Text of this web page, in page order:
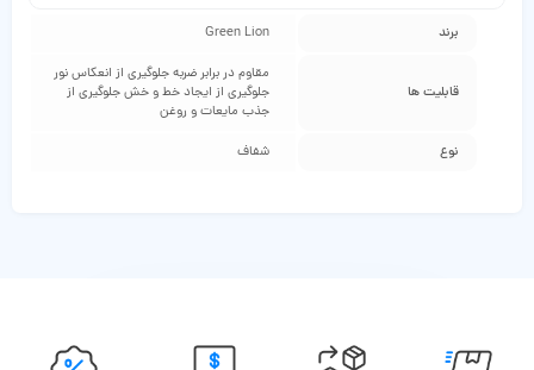
برند Green Lion
قابلیت ها
مقاوم در برابر ضربه جلوگیری از انعکاس نور
جلوگیری از ایجاد خط و خش جلوگیری از
جذب مایعات و روغن
نوع شفاف